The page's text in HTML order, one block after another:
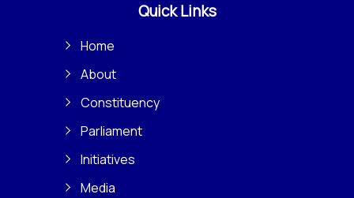
Quick Links
Home
About
Constituency
Parliament
Initiatives
Media